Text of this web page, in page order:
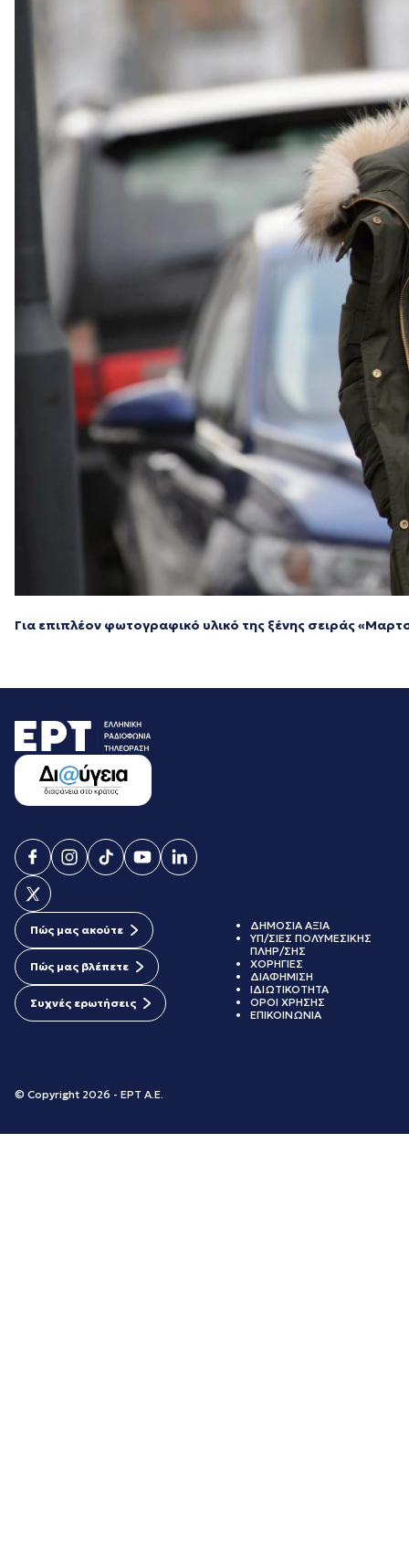
Για επιπλέον φωτογραφικό υλικό της ξένης σειράς
Πώς μας ακούτε
Πώς μας βλέπετε
Συχνές ερωτήσεις
© Copyright 2026 - ΕΡΤ Α.Ε.
ΔΗΜΟΣΙΑ ΑΞΙΑ
ΥΠ/ΣΙΕΣ ΠΟΛΥΜΕΣΙΚΗΣ
ΠΛΗΡ/ΣΗΣ
ΧΟΡΗΓΙΕΣ
ΔΙΑΦΗΜΙΣΗ
ΙΔΙΩΤΙΚΟΤΗΤΑ
ΟΡΟΙ ΧΡΗΣΗΣ
ΕΠΙΚΟΙΝΩΝΙΑ